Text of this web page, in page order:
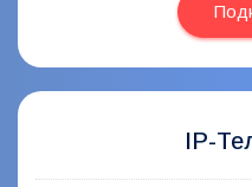
IP-